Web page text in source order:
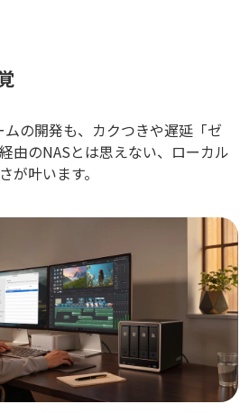
の開発も、カクつきや遅延「ゼ
由のNASとは思えない、ローカル
が叶います。